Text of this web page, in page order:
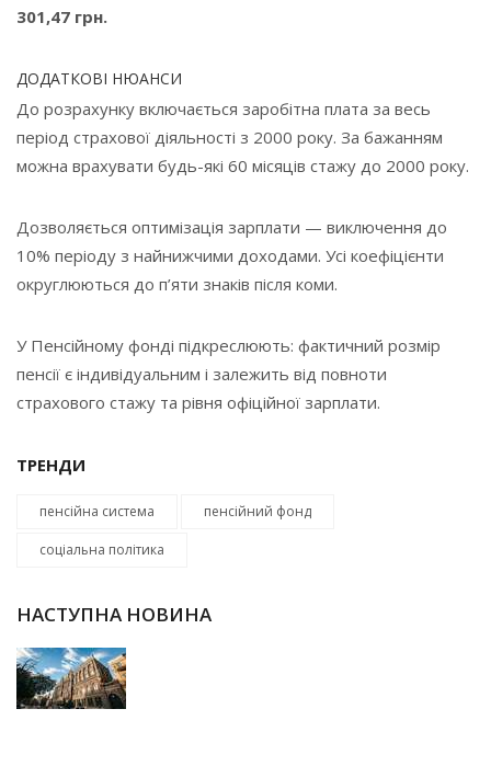
301,47 грн.
ДОДАТКОВІ НЮАНСИ
До розрахунку включається заробітна плата за весь
період страхової діяльності з 2000 року. За бажанням
можна врахувати будь-які 60 місяців стажу до 2000 року.
Дозволяється оптимізація зарплати — виключення до
10% періоду з найнижчими доходами. Усі коефіцієнти
округлюються до п’яти знаків після коми.
У Пенсійному фонді підкреслюють: фактичний розмір
пенсії є індивідуальним і залежить від повноти
страхового стажу та рівня офіційної зарплати.
ТРЕНДИ
пенсійна система пенсійний фонд
соціальна політика
НАСТУПНА НОВИНА